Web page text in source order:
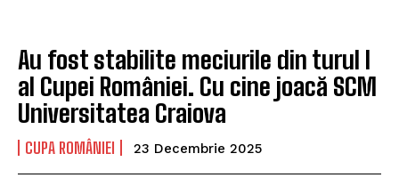
Au fost stabilite meciurile din turul I
al Cupei României. Cu cine joacă SCM
Universitatea Craiova
CUPA ROMÂNIEI 23 Decembrie 2025